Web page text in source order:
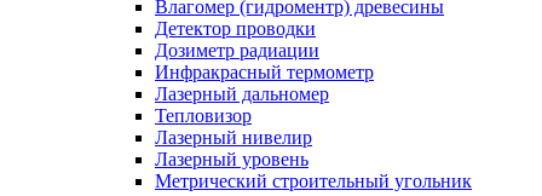
Влагомер (гидроментр) древесины
Детектор проводки
Дозиметр радиации
Инфракрасный термометр
Лазерный дальномер
Тепловизор
Лазерный нивелир
Лазерный уровень
Метрический строительный угольник